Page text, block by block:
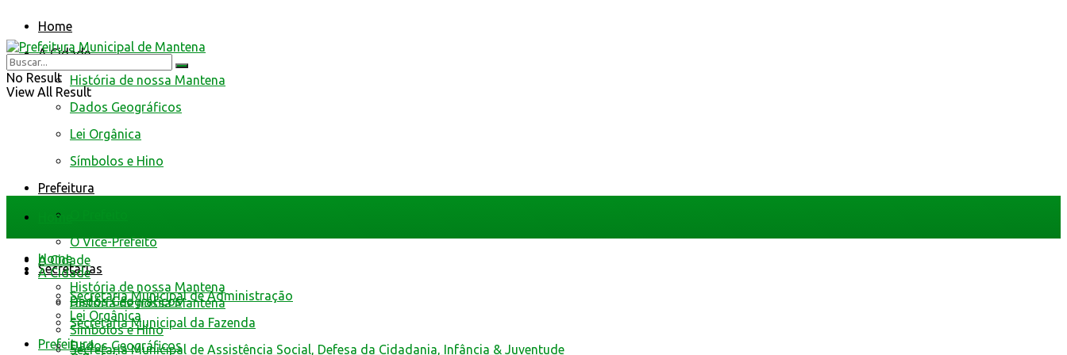
Home
A Cidade
História de nossa Mantena
Dados Geográficos
Lei Orgânica
Símbolos e Hino
Prefeitura
O Vice-Prefeito
Secretarias
Secretaria Municipal de Administração
Secretaria Municipal da Fazenda
Secretaria Municipal de Assistência Social, Defesa da Cidadania, Infância & Juventude
No Result
View All Result
Home
A Cidade
História de nossa Mantena
Dados Geográficos
Home
A Cidade
História de nossa Mantena
Dados Geográficos
Lei Orgânica
Símbolos e Hino
Prefeitura